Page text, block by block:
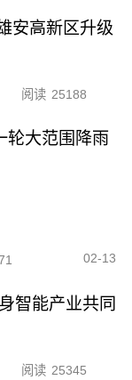
安高新区升级
阅读 25188
轮大范围降雨
02-13
智能产业共同
阅读 25345